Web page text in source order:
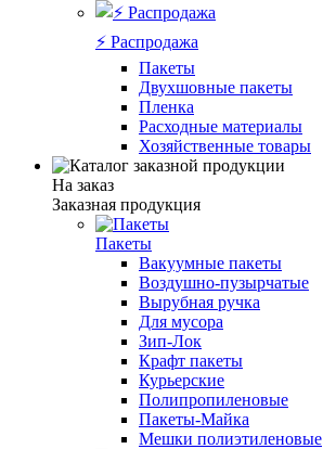
⚡️ Распродажа
Пакеты
Двухшовные пакеты
Пленка
Расходные материалы
Хозяйственные товары
На заказ
Заказная продукция
Пакеты
Вакуумные пакеты
Воздушно-пузырчатые
Вырубная ручка
Для мусора
Зип-Лок
Крафт пакеты
Курьерские
Полипропиленовые
Пакеты-Майка
Мешки полиэтиленовые